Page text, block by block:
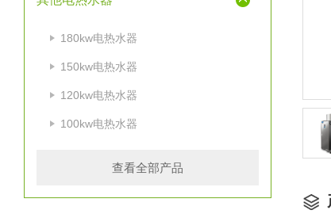
180kw电热水器
150kw电热水器
120kw电热水器
100kw电热水器
查看全部产品